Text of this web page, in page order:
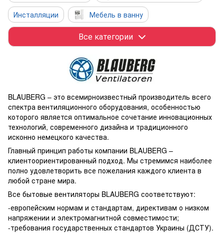
Инсталляции
Мебель в ванну
Полотенцесушители и радиаторы
Вентиляция
Кухня
Насосы и фильтра
Обогреватели
Теплый пол
Котлы и колонки
Все категории
BLAUBERG – это всемирноизвестный производитель всего
спектра вентиляционного оборудования, особенностью
которого является оптимальное сочетание инновационных
технологий, современного дизайна и традиционного
исконно немецкого качества.
Главный принцип работы компании BLAUBERG –
клиентоориентированный подход. Мы стремимся наиболее
полно удовлетворить все пожелания каждого клиента в
любой стране мира.
Все бытовые вентиляторы BLAUBERG соответствуют:
-европейским нормам и стандартам, директивам о низком
напряжении и электромагнитной совместимости;
-требования государственных стандартов Украины (ДСТУ).